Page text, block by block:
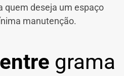
quem deseja um espaço
manutenção.
grama